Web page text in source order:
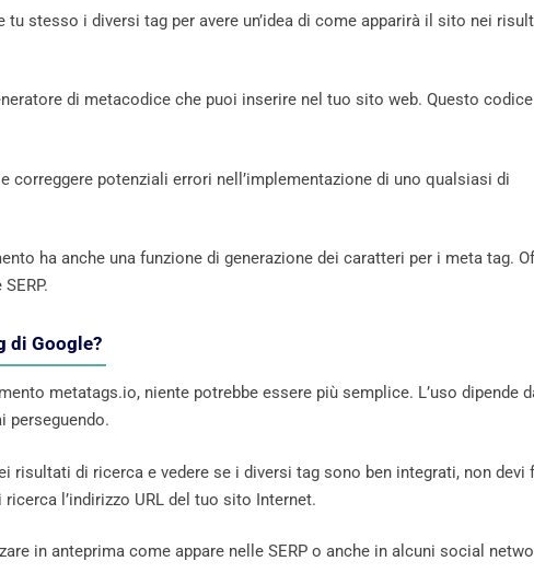
stesso i diversi tag per avere un’idea di come apparirà il sito nei
di metacodice che puoi inserire nel tuo sito web. Questo codice
correggere potenziali errori nell’implementazione di uno qualsiasi di
ha anche una funzione di generazione dei caratteri per i meta tag.
di Google?
metatags.io, niente potrebbe essere più semplice. L’uso dipende
perseguendo.
risultati di ricerca e vedere se i diversi tag sono ben integrati, non devi
l’indirizzo URL del tuo sito Internet.
in anteprima come appare nelle SERP o anche in alcuni social